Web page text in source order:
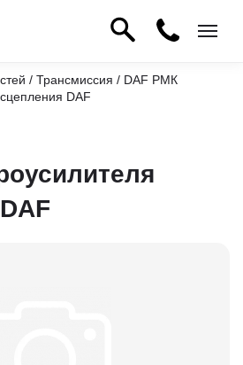
/ Трансмиссия / DAF РМК
DAF